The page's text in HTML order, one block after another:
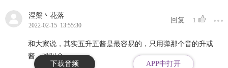
下载音频 APP中打开
涅槃丶花落
2022-02-15 13:55:30
回复 1
和大家说，其实五升五酱是最容易的，只用弹那个音的升或
酱，难吗？